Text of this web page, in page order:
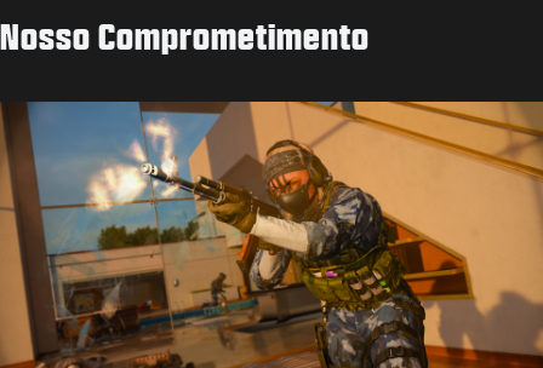
Nosso Comprometimento